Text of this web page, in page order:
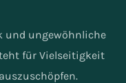
und ungewöhnliche
für Vielseitigkeit